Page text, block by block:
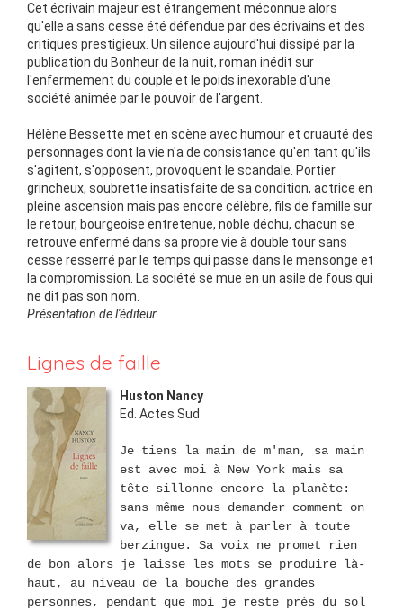
Cet écrivain majeur est étrangement méconnue alors
qu'elle a sans cesse été défendue par des écrivains et des
critiques prestigieux. Un silence aujourd'hui dissipé par la
publication du Bonheur de la nuit, roman inédit sur
l'enfermement du couple et le poids inexorable d'une
société animée par le pouvoir de l'argent.
Hélène Bessette met en scène avec humour et cruauté des
personnages dont la vie n'a de consistance qu'en tant qu'ils
s'agitent, s'opposent, provoquent le scandale. Portier
grincheux, soubrette insatisfaite de sa condition, actrice en
pleine ascension mais pas encore célèbre, fils de famille sur
le retour, bourgeoise entretenue, noble déchu, chacun se
retrouve enfermé dans sa propre vie à double tour sans
cesse resserré par le temps qui passe dans le mensonge et
la compromission. La société se mue en un asile de fous qui
ne dit pas son nom.
Présentation de l'éditeur
Lignes de faille
Huston Nancy
Ed. Actes Sud
Je tiens la main de m'man, sa main
est avec moi à New York mais sa
tête sillonne encore la planète:
sans même nous demander comment on
va, elle se met à parler à toute
berzingue. Sa voix ne promet rien
de bon alors je laisse les mots se produire là-
haut, au niveau de la bouche des grandes
personnes, pendant que moi je reste près du sol